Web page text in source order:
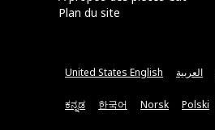
Plan du site
United States English العربية
ಕನ್ನಡ 한국어 Norsk Polski